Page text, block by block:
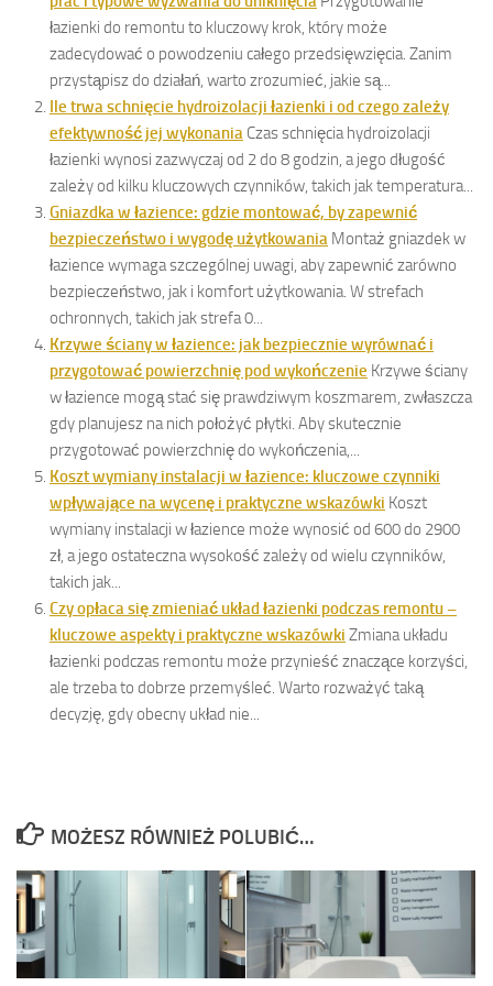
łazienki do remontu to kluczowy krok, który może
zadecydować o powodzeniu całego przedsięwzięcia. Zanim
przystąpisz do działań, warto zrozumieć, jakie są...
Ile trwa schnięcie hydroizolacji łazienki i od czego zależy
efektywność jej wykonania Czas schnięcia hydroizolacji
łazienki wynosi zazwyczaj od 2 do 8 godzin, a jego długość
zależy od kilku kluczowych czynników, takich jak temperatura...
Gniazdka w łazience: gdzie montować, by zapewnić
bezpieczeństwo i wygodę użytkowania Montaż gniazdek w
łazience wymaga szczególnej uwagi, aby zapewnić zarówno
bezpieczeństwo, jak i komfort użytkowania. W strefach
ochronnych, takich jak strefa 0...
Krzywe ściany w łazience: jak bezpiecznie wyrównać i
przygotować powierzchnię pod wykończenie Krzywe ściany
w łazience mogą stać się prawdziwym koszmarem, zwłaszcza
gdy planujesz na nich położyć płytki. Aby skutecznie
przygotować powierzchnię do wykończenia,...
Koszt wymiany instalacji w łazience: kluczowe czynniki
wpływające na wycenę i praktyczne wskazówki Koszt
wymiany instalacji w łazience może wynosić od 600 do 2900
zł, a jego ostateczna wysokość zależy od wielu czynników,
takich jak...
Czy opłaca się zmieniać układ łazienki podczas remontu –
kluczowe aspekty i praktyczne wskazówki Zmiana układu
łazienki podczas remontu może przynieść znaczące korzyści,
ale trzeba to dobrze przemyśleć. Warto rozważyć taką
decyzję, gdy obecny układ nie...
MOŻESZ RÓWNIEŻ POLUBIĆ…